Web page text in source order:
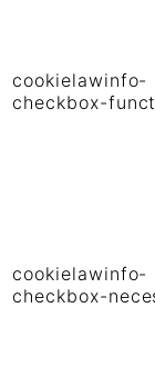
cookielawinfo-
checkbox-
cookielawinfo-
checkbox-